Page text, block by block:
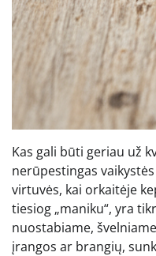
Kas gali būti geriau už
nerūpestingas
virtuvės, kai orkaitėje
tiesiog „maniku“, yra
nuostabiame,
įrangos ar brangių,